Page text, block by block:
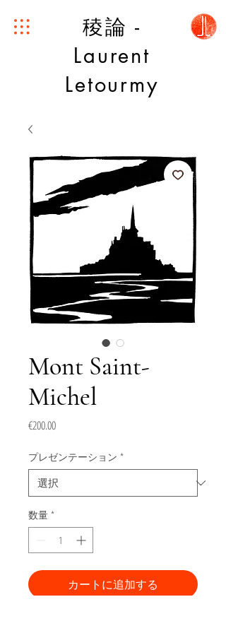
稜論 -
Laurent
Letourmy
Mont Saint-
Michel
€200.00価
プレゼンテーション *
数量 *
カートに追加する